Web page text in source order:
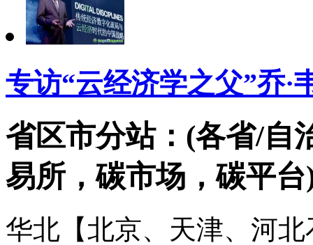
专访“云经济学之父”乔·
省区市分站：(各省/自
易所，碳市场，碳平台
华北【北京、天津、河